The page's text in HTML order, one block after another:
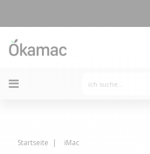
Startseite iMac